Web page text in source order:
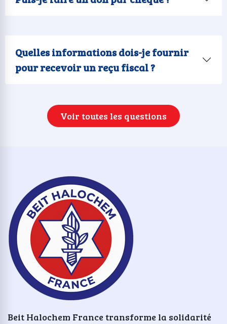
Quelles informations dois-je fournir
pour recevoir un reçu fiscal ?
Voir toutes les questions
Beit Halochem France transforme la solidarité